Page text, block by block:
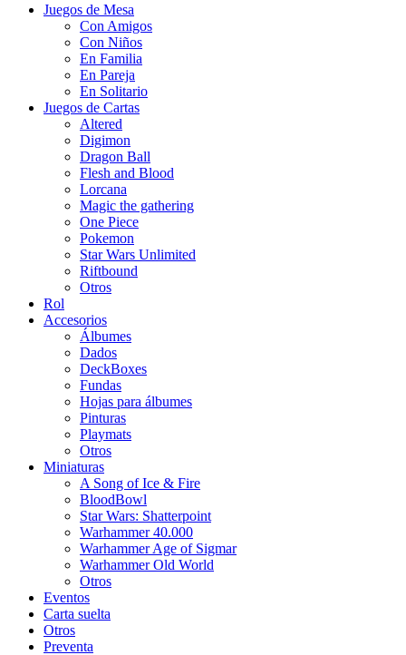
Juegos de Mesa
Con Amigos
Con Niños
En Familia
En Pareja
En Solitario
Juegos de Cartas
Altered
Digimon
Dragon Ball
Flesh and Blood
Lorcana
Magic the gathering
One Piece
Pokemon
Star Wars Unlimited
Riftbound
Otros
Rol
Accesorios
Álbumes
Dados
DeckBoxes
Fundas
Hojas para álbumes
Pinturas
Playmats
Otros
Miniaturas
A Song of Ice & Fire
BloodBowl
Star Wars: Shatterpoint
Warhammer 40.000
Warhammer Age of Sigmar
Warhammer Old World
Otros
Eventos
Carta suelta
Otros
Preventa